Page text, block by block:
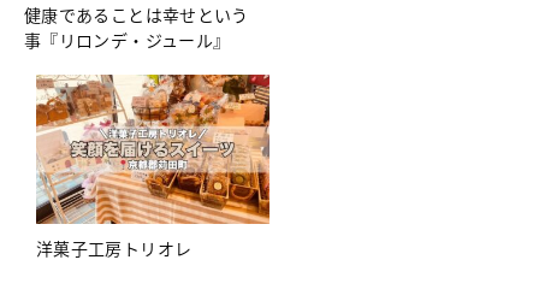
健康であることは幸せという
事『リロンデ・ジュール』
洋菓子工房トリオレ